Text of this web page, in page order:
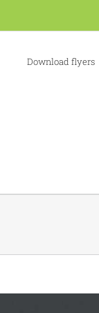
Download flyers